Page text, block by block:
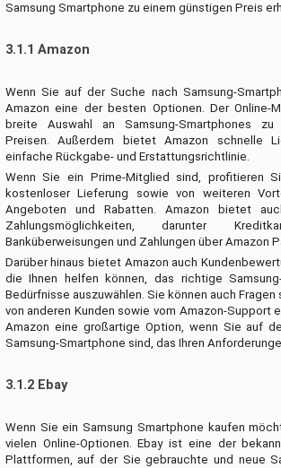
Samsung Smartphone zu einem günstigen Preis
3.1.1 Amazon
Wenn Sie auf der Suche nach Samsung-
Amazon eine der besten Optionen. Der Online-
breite Auswahl an Samsung-Smartphones zu
Preisen. Außerdem bietet Amazon schnelle
einfache Rückgabe- und Erstattungsrichtlinie.
Wenn Sie ein Prime-Mitglied sind, profitieren
kostenloser Lieferung sowie von weiteren
Angeboten und Rabatten. Amazon bietet
Zahlungsmöglichkeiten, darunter
Banküberweisungen und Zahlungen über Amazon
Darüber hinaus bietet Amazon auch
die Ihnen helfen können, das richtige
Bedürfnisse auszuwählen. Sie können auch
von anderen Kunden sowie vom Amazon-Support
Amazon eine großartige Option, wenn Sie auf
Samsung-Smartphone sind, das Ihren
3.1.2 Ebay
Wenn Sie ein Samsung Smartphone kaufen
vielen Online-Optionen. Ebay ist eine der
Plattformen, auf der Sie gebrauchte und neue